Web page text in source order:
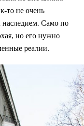
то не очень
наследием. Само по
но его нужно
реалии.